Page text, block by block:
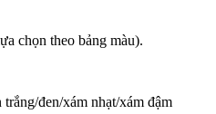
chọn theo bảng màu).
đen/xám nhạt/xám đậm